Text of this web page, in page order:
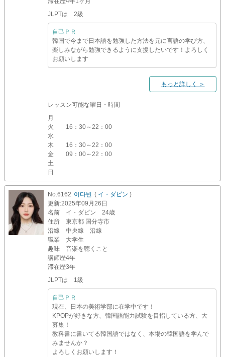
JLPTは 2級
自己ＰＲ
韓国で今まで日本語を勉強した方法を元に言語の学び方、
楽しみながら勉強できるように支援したいです！よろしく
お願いします
もっと詳しく ＞
レッスン可能な曜日・時間
月
火
16：30～22：00
水
木
16：30～22：00
金
09：00～22：00
土
日
No.6162 이다빈 ( イ・ダビン )
更新:2025年09月26日
名前
イ・ダビン 24歳
住所
東京都 国分寺市
沿線
中央線 沿線
職業
大学生
趣味
音楽を聴くこと
講師歴4年
滞在歴3年
JLPTは 1級
自己ＰＲ
現在、日本の美術学部に在学中です！
KPOPが好きな方、韓国語能力試験を目指している方、大
募集！
教科書に書いてる韓国語ではなく、本場の韓国語を学んで
みませんか？
よろしくお願いします！